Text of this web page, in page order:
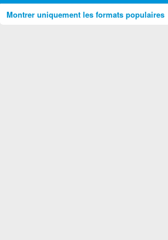
Montrer uniquement les formats populaires